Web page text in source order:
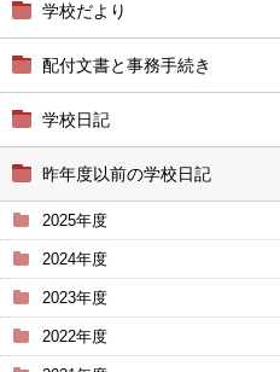
学校だより
配付文書と事務手続き
学校日記
昨年度以前の学校日記
2025年度
2024年度
2023年度
2022年度